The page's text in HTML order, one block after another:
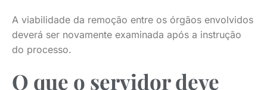
A viabilidade da remoção entre os órgãos envolvidos
deverá ser novamente examinada após a instrução
do processo.
O que o servidor deve